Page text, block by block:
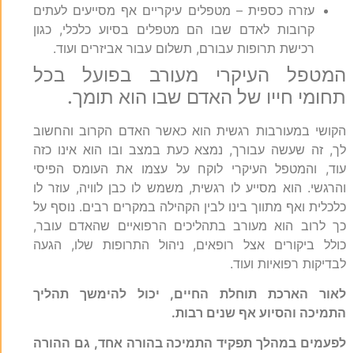
עזרה כספית – מטפלים עיקריים אף מסייעים לעתים
קרובות לאדם שבו הם מטפלים בסיוע כלכלי, כגון
רכישת תרופות עבורם, תשלום עבור אביזרים ועוד.
המטפל העיקרי מעורב בפועל בכל
תחומי חייו של האדם שבו הוא תומך.
הקושי במעורבות רגשית הוא כאשר האדם הקרוב והחשוב
לך, זה שעשה עבורך, נמצא כעת במצב ובו הוא אינו כזה
עוד, והמטפל העיקרי לוקח על עצמו את העומס הפיסי
והרגשי. הוא מסייע לו רגשית, משמש לו כבן לוויה, עוזר לו
כלכלית ואף מתווך בינו לבין הקהילה במקרים רבים. נוסף על
כך לרוב הוא מעורב בתהליכים הרפואיים שהאדם עובר,
כולל ביקורים אצל רופאים, ניהול התרופות שלו, הגעה
לבדיקות רפואיות ועוד.
לאור הארכת תוחלת החיים, יכול להימשך תהליך
התמיכה והסיוע אף שנים רבות.
לפעמים במהלך תפקיד התמיכה בהורה אחד, גם ההורה